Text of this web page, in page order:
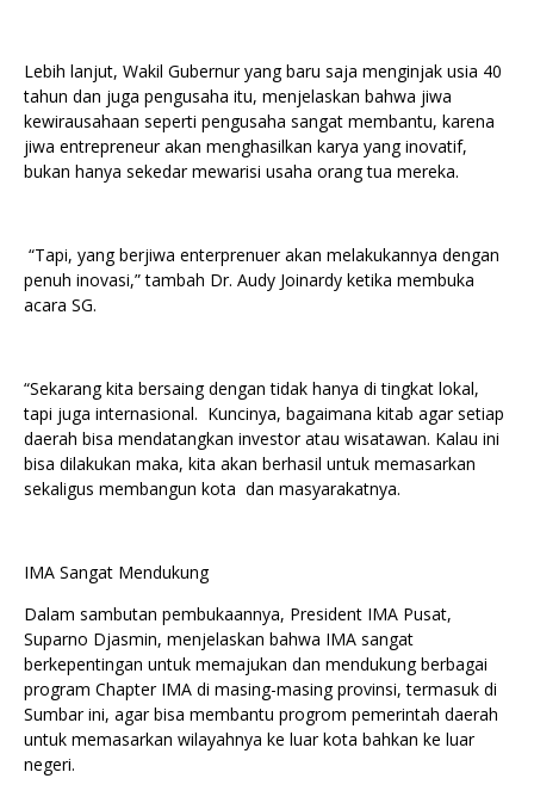
Lebih lanjut, Wakil Gubernur yang baru saja menginjak usia 40
tahun dan juga pengusaha itu, menjelaskan bahwa jiwa
kewirausahaan seperti pengusaha sangat membantu, karena
jiwa entrepreneur akan menghasilkan karya yang inovatif,
bukan hanya sekedar mewarisi usaha orang tua mereka.
“Tapi, yang berjiwa enterprenuer akan melakukannya dengan
penuh inovasi,” tambah Dr. Audy Joinardy ketika membuka
acara SG.
“Sekarang kita bersaing dengan tidak hanya di tingkat lokal,
tapi juga internasional. Kuncinya, bagaimana kitab agar setiap
daerah bisa mendatangkan investor atau wisatawan. Kalau ini
bisa dilakukan maka, kita akan berhasil untuk memasarkan
sekaligus membangun kota dan masyarakatnya.
IMA Sangat Mendukung
Dalam sambutan pembukaannya, President IMA Pusat,
Suparno Djasmin, menjelaskan bahwa IMA sangat
berkepentingan untuk memajukan dan mendukung berbagai
program Chapter IMA di masing-masing provinsi, termasuk di
Sumbar ini, agar bisa membantu progrom pemerintah daerah
untuk memasarkan wilayahnya ke luar kota bahkan ke luar
negeri.